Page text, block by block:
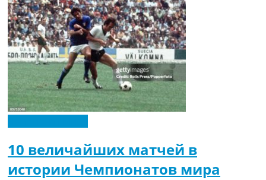
10 величайших матчей в
истории Чемпионатов мира